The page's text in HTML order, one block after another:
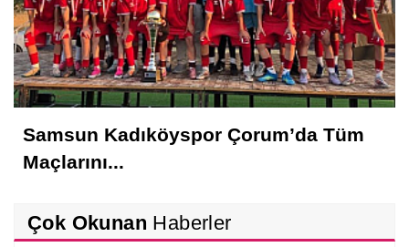
Samsun Kadıköyspor Çorum’da Tüm
Maçlarını...
Çok Okunan Haberler